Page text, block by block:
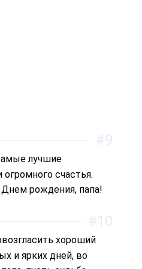
счастья.
рождения, папа!
#9
и ярких дней, во
#10